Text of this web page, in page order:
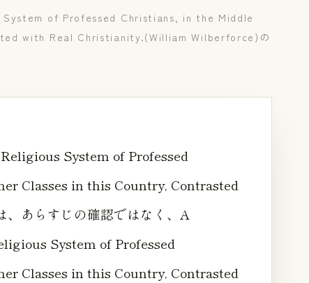
of Professed Christians, in the Middle
with Real Christianity.(William Wilberforce)の
System of Professed
Classes in this Country, Contrasted
あらすじの確認ではなく、A
System of Professed
Classes in this Country, Contrasted